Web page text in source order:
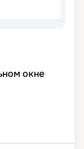
окне